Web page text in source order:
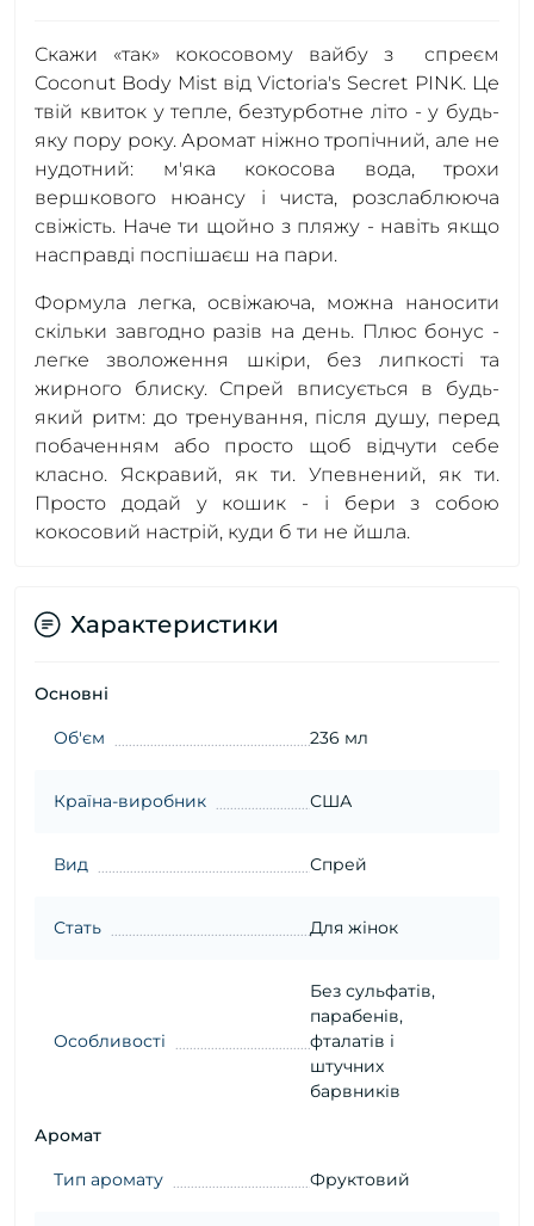
Скажи «так» кокосовому вайбу з спреєм
Coconut Body Mist від Victoria's Secret PINK. Це
твій квиток у тепле, безтурботне літо - у будь-
яку пору року. Аромат ніжно тропічний, але не
нудотний: м'яка кокосова вода, трохи
вершкового нюансу і чиста, розслаблююча
свіжість. Наче ти щойно з пляжу - навіть якщо
насправді поспішаєш на пари.
Формула легка, освіжаюча, можна наносити
скільки завгодно разів на день. Плюс бонус -
легке зволоження шкіри, без липкості та
жирного блиску. Спрей вписується в будь-
який ритм: до тренування, після душу, перед
побаченням або просто щоб відчути себе
класно. Яскравий, як ти. Упевнений, як ти.
Просто додай у кошик - і бери з собою
кокосовий настрій, куди б ти не йшла.
Характеристики
Основні
Об'єм 236 мл
Країна-виробник США
Вид Спрей
Стать Для жінок
Особливості
Без сульфатів,
парабенів,
фталатів і
штучних
барвників
Аромат
Тип аромату Фруктовий